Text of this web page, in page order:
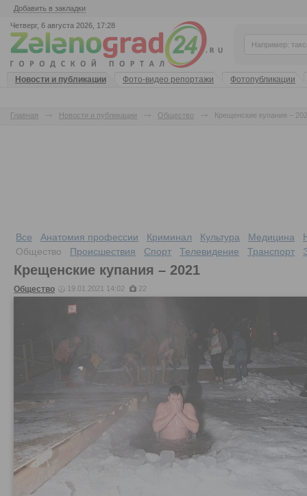
Добавить в закладки
Четверг, 6 августа 2026, 17:28
Новости и публикации Фото-видео репортажи Фотопубликации
Главная Новости и публикации Общество Крещенские купания –
Все Анатомия профессии Криминал Культура Медицина
Общество
Происшествия Спорт Телевидение Транспорт
Крещенские купания – 2021
Общество 19.01.2021 14:02 22